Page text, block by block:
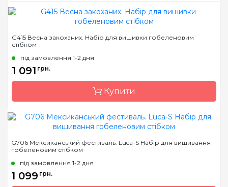
Країна виробник
Розмір
Канва
Зашивання
повна
G415 Весна закоханих. Набір для вишивки гобеленовим
стібком
під замовлення 1-2 дня
1 091 грн.
Купити
Країна виробник
Розмір
Канва
G706 Мексиканський фестиваль. Luca-S Набір для вишивання
гобеленовим стібком
під замовлення 1-2 дня
1 099 грн.